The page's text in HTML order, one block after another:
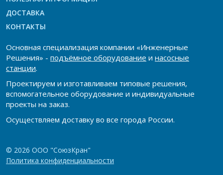
ДОСТАВКА
КОНТАКТЫ
Основная специализация компании «Инженерные
Решения» - подъёмное оборудование и насосные
станции.
Проектируем и изготавливаем типовые решения,
вспомогательное оборудование и индивидуальные
проекты на заказ.
Осуществляем доставку во все города России.
© 2026 ООО "СоюзКран"
Политика конфиденциальности